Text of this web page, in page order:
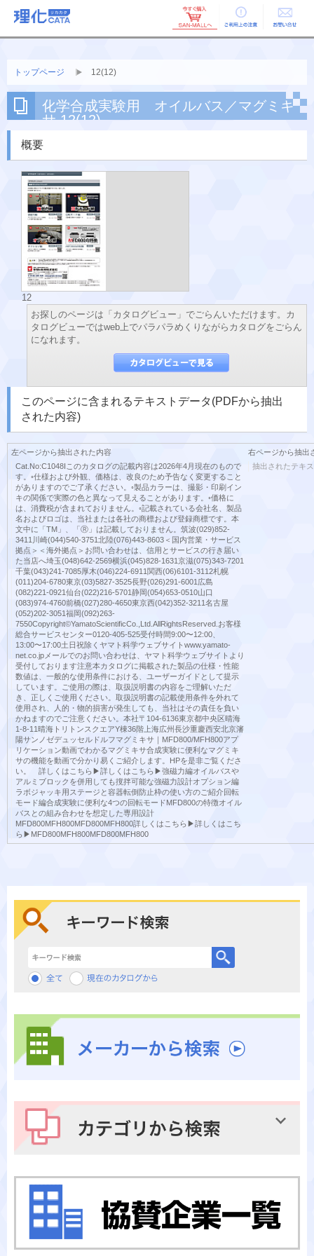
ご利用上の お問い合せ
トップページ 12(12)
化学合成実験用 オイルバス／マグミキ
サ 12(12)
概要
12
お探しのページは「カタログビュー」でごらんいただけます。カ
タログビューではweb上でパラパラめくりながらカタログをごらん
になれます。
このページに含まれるテキストデータ(PDFから抽出
された内容)
左ページから抽出された内容
Cat.No:C1048Iこのカタログの記載内容は2026年4月現在のもので
す。◦仕様および外観、価格は、改良のため予告なく変更すること
がありますのでご了承ください。◦製品カラーは、撮影・印刷イン
キの関係で実際の色と異なって見えることがあります。◦価格に
は、消費税が含まれておりません。◦記載されている会社名、製品
名およびロゴは、当社または各社の商標および登録商標です。本
文中に「TM」、「Ⓡ」は記載しておりません。筑波(029)852-
3411川崎(044)540-3751北陸(076)443-8603＜国内営業・サービス
拠点＞＜海外拠点＞お問い合わせは、信用とサービスの行き届い
た当店へ埼玉(048)642-2569横浜(045)828-1631京滋(075)343-7201
千葉(043)241-7085厚木(046)224-6911関西(06)6101-3112札幌
(011)204-6780東京(03)5827-3525長野(026)291-6001広島
(082)221-0921仙台(022)216-5701静岡(054)653-0510山口
(083)974-4760前橋(027)280-4650東京西(042)352-3211名古屋
(052)202-3051福岡(092)263-
7550Copyright©YamatoScientificCo.,Ltd.AllRightsReserved.お客様
総合サービスセンター0120-405-525受付時間9:00〜12:00、
13:00〜17:00土日祝除くヤマト科学ウェブサイトwww.yamato-
net.co.jpメールでのお問い合わせは、ヤマト科学ウェブサイトより
受付しております注意本カタログに掲載された製品の仕様・性能
数値は、一般的な使用条件における、ユーザーガイドとして提示
しています。ご使用の際は、取扱説明書の内容をご理解いただ
き、正しくご使用ください。取扱説明書の記載使用条件を外れて
使用され、人的・物的損害が発生しても、当社はその責任を負い
かねますのでご注意ください。本社〒104-6136東京都中央区晴海
1-8-11晴海トリトンスクエアY棟36階上海広州長沙重慶西安北京瀋
陽サンノゼデュッセルドルフマグミキサ｜MFD800/MFH800アプ
リケーション動画でわかるマグミキサ合成実験に便利なマグミキ
サの機能を動画で分かり易くご紹介します。HPを是非ご覧くださ
い。 詳しくはこちら▶詳しくはこちら▶強磁力編オイルバスや
アルミブロックを併用しても撹拌可能な強磁力設計オプション編
ラボジャッキ用ステージと容器転倒防止枠の使い方のご紹介回転
モード編合成実験に便利な4つの回転モードMFD800の特徴オイル
バスとの組み合わせを想定した専用設計
MFD800MFH800MFD800MFH800詳しくはこちら▶詳しくはこち
ら▶MFD800MFH800MFD800MFH800
右ページから抽出
抽出されたテキ
キーワード検索